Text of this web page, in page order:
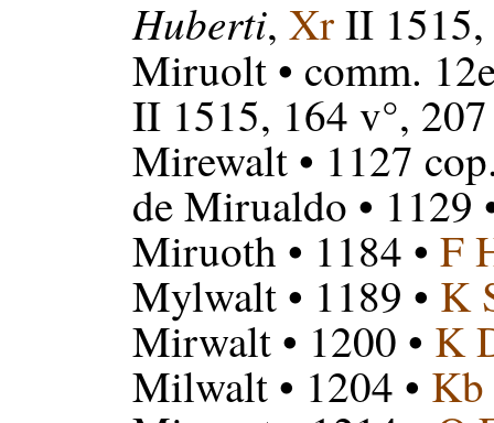
Huberti, XrII 1515,
Miruolt• comm.
II 1515, 164 v°,
Mirewalt• 1127
de Mirualdo • 1129
Miruoth • 1184 • F
Mylwalt• 1189 • K
Mirwalt• 1200 • K
Milwalt• 1204 • Kb